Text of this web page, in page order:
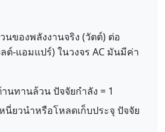
นของพลังงานจริง (วัตต์) ต่อ
ต์-แอมแปร์) ในวงจร AC มันมีค่า
นทานล้วน ปัจจัยกำลัง = 1
นี่ยวนำหรือโหลดเก็บประจุ ปัจจัย